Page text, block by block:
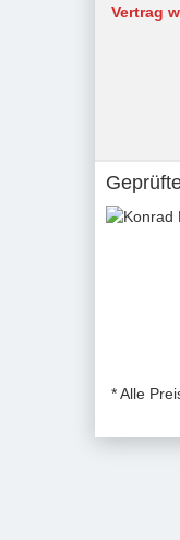
Vertrag
* Alle